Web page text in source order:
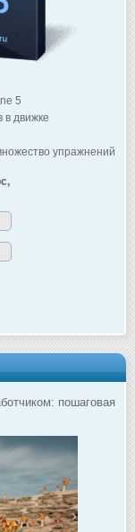
5
в движке
упражнений
пошаговая